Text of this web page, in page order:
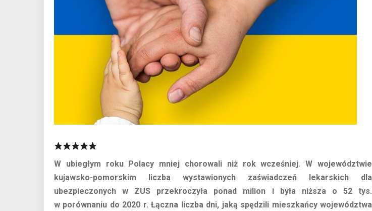
W ubiegłym roku Polacy mniej chorowali niż rok wcześniej. W województwie
kujawsko-pomorskim liczba wystawionych zaświadczeń lekarskich dla
ubezpieczonych w ZUS przekroczyła ponad milion i była niższa o 52 tys.
w porównaniu do 2020 r. Łączna liczba dni, jaką spędzili mieszkańcy województwa